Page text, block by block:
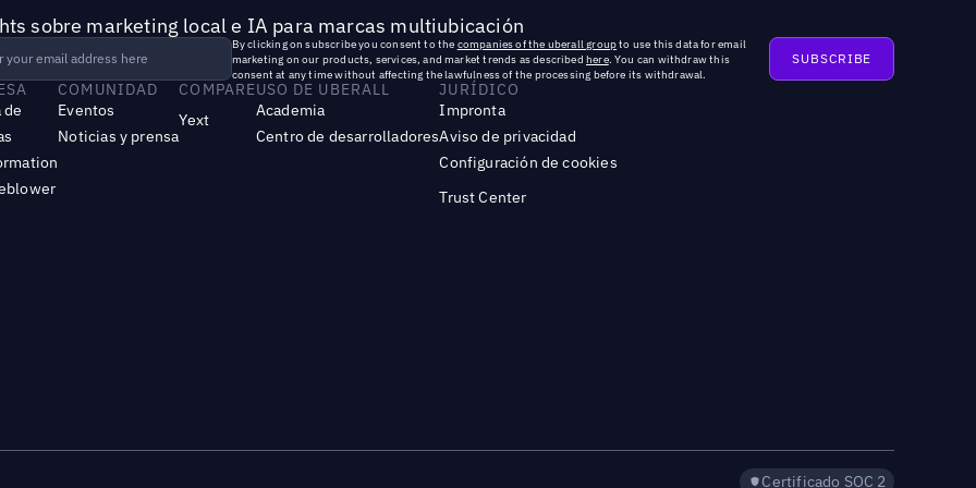
sobre marketing local e IA para marcas multiubicación
By clicking on subscribe you consent to the companies of the uberall groupto use this data for email
marketing on our products, services, and market trends as described here. You can withdraw this
consent at any time without affecting the lawfulness of the processing before its withdrawal.
de
COMUNIDAD
Eventos
Noticias y prensa
COMPARE
Yext
USO DE UBERALL
Academia
Centro de desarrolladores
JURÍDICO
Impronta
Aviso de privacidad
Configuración de cookies
Trust Center
Certificado SOC 2